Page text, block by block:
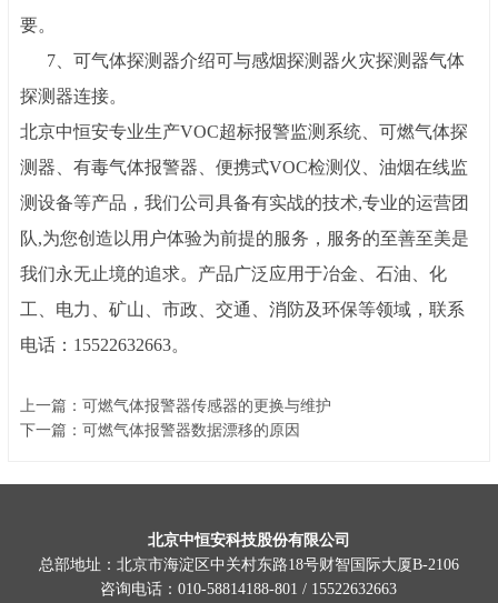
要。
7、 可气体探测器介绍可与感烟探测器火灾探测器气体
探测器连接。
北京中恒安专业生产VOC超标报警监测系统、 可燃气体探
测器、有毒气体报警器、便携式VOC检测仪、油烟在线监
测设备等产品，我们公司具备有实战的技术,专业的运营团
队,为您创造以用户体验为前提的服务，服务的至善至美是
我们永无止境的追求。产品广泛应用于冶金、石油、化
工、电力、矿山、市政、交通、消防及环保等领域，联系
电话： 15522632663。
上一篇：可燃气体报警器传感器的更换与维护
下一篇：可燃气体报警器数据漂移的原因
北京中恒安科技股份有限公司
总部地址：北京市海淀区中关村东路18号财智国际大厦B-2106
咨询电话：010-58814188-801 / 15522632663